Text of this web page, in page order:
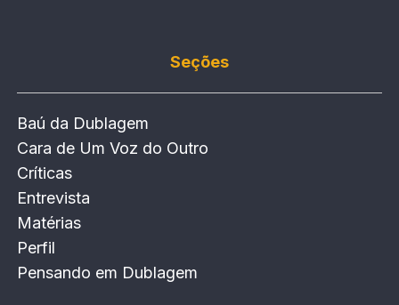
Seções
Baú da Dublagem
Cara de Um Voz do Outro
Críticas
Entrevista
Matérias
Perfil
Pensando em Dublagem